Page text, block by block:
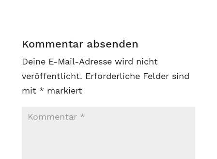
Kommentar absenden
Deine E-Mail-Adresse wird nicht
veröffentlicht. Erforderliche Felder sind
mit * markiert